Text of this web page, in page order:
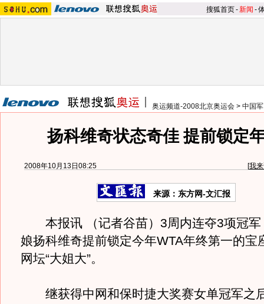
搜狐首页-新闻 -
奥运频道-2008北京奥运会 > 中国
扬科维奇状态奇佳 提前锁定
2008年10月13日08:25 [我
来源：东方网-文汇报
本报讯 （记者谷苗）3周内连夺3项冠军
娘扬科维奇提前锁定今年WTA年终第一的宝
网坛“大姐大”。
继获得中网和保时捷大奖赛女单冠军之